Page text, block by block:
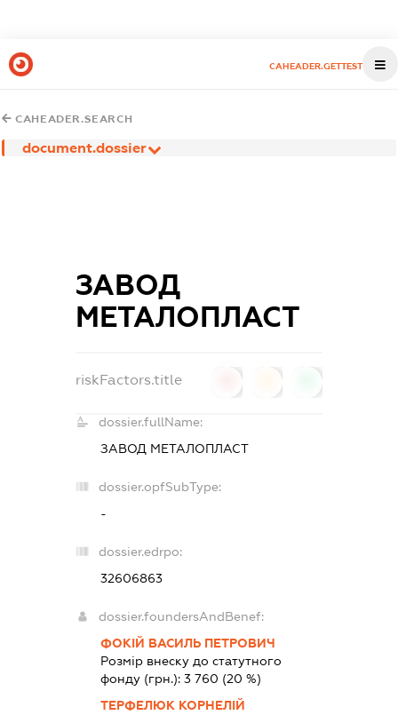
CAHEADER.GETTEST
CAHEADER.SEARCH
document.dossier
ЗАВОД
МЕТАЛОПЛАСТ
riskFactors.title
dossier.fullName:
ЗАВОД МЕТАЛОПЛАСТ
dossier.opfSubType:
-
dossier.edrpo:
32606863
dossier.foundersAndBenef:
ФОКІЙ ВАСИЛЬ ПЕТРОВИЧ
Розмір внеску до статутного
фонду (грн.):3 760 (20 %)
ТЕРФЕЛЮК КОРНЕЛІЙ